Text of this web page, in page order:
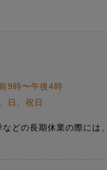
9時〜午後4時
日、祝日
どの長期休業の際には